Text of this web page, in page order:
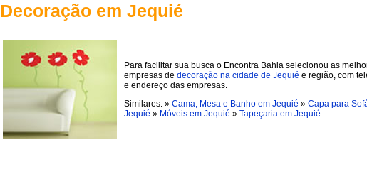
Decoração em Jequié
Para facilitar sua busca o Encontra Bahia selecionou as
empresas de decoração na cidade de Jequié e região, com
e endereço das empresas.
Similares: » Cama, Mesa e Banho em Jequié » Capa para
Jequié » Móveis em Jequié » Tapeçaria em Jequié